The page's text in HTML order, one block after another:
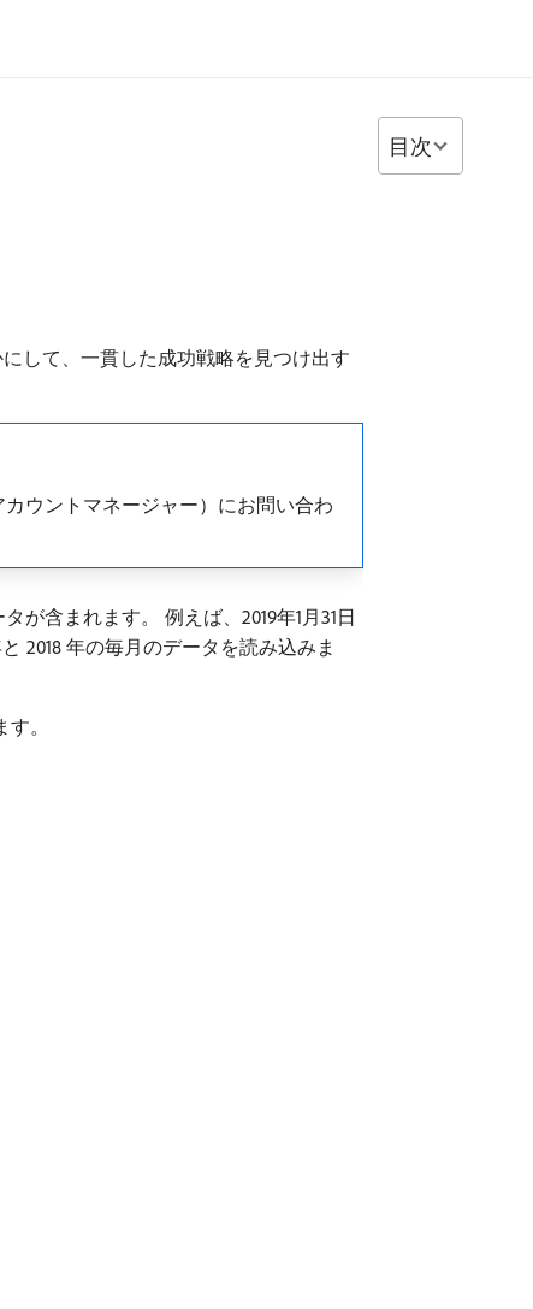
して、一貫した成功戦略を見つけ出す
ウントマネージャー）にお問い合わ
含まれます。 例えば、2019年1月31日
2018 年の毎月のデータを読み込みま
。
目次